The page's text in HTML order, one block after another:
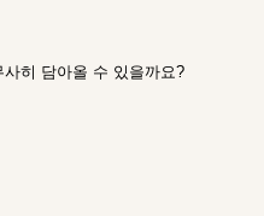
히 담아올 수 있을까요?